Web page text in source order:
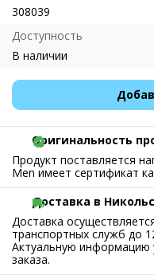
308039
Доступность
В наличии
Оригинальность
Продукт поставляется
Men имеет сертификат
Доставка в
Доставка
транспортных служб до
Актуальную информацию
заказа.